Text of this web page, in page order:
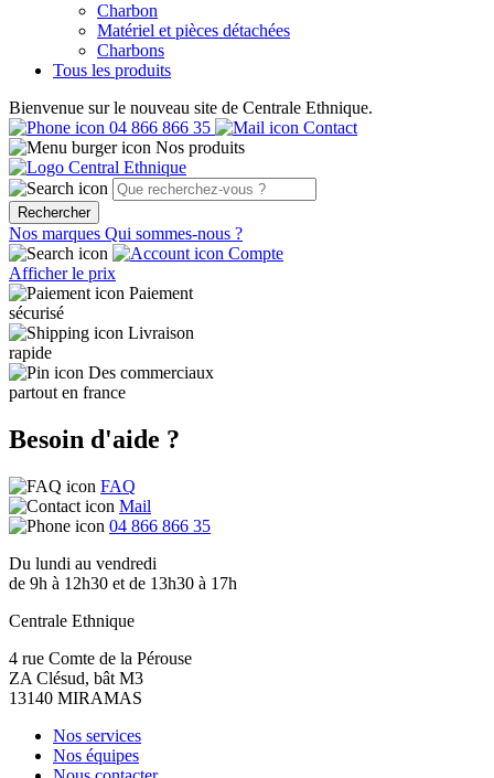
Charbon
Matériel et pièces détachées
Charbons
Tous les produits
Bienvenue sur le nouveau site de Centrale Ethnique.
04 866 866 35
Contact
Nos produits
Rechercher
Nos marques Qui sommes-nous ?
Compte
Afficher le prix
Paiement
sécurisé
Livraison
rapide
Des commerciaux
partout en france
Besoin d'aide ?
FAQ
Mail
04 866 866 35
Du lundi au vendredi
de 9h à 12h30 et de 13h30 à 17h
Centrale Ethnique
4 rue Comte de la Pérouse
ZA Clésud, bât M3
13140 MIRAMAS
Nos services
Nos équipes